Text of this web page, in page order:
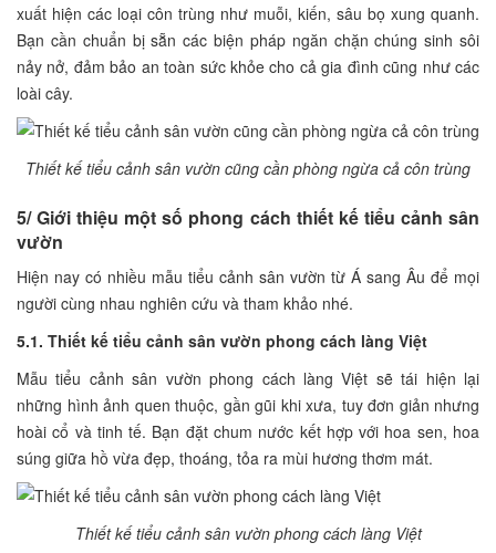
xuất hiện các loại côn trùng như muỗi, kiến, sâu bọ xung quanh.
Bạn cần chuẩn bị sẵn các biện pháp ngăn chặn chúng sinh sôi
nảy nở, đảm bảo an toàn sức khỏe cho cả gia đình cũng như các
loài cây.
Thiết kế tiểu cảnh sân vườn cũng cần phòng ngừa cả côn trùng
5/ Giới thiệu một số phong cách thiết kế tiểu cảnh sân
vườn
Hiện nay có nhiều mẫu tiểu cảnh sân vườn từ Á sang Âu để mọi
người cùng nhau nghiên cứu và tham khảo nhé.
5.1. Thiết kế tiểu cảnh sân vườn phong cách làng Việt
Mẫu tiểu cảnh sân vườn phong cách làng Việt sẽ tái hiện lại
những hình ảnh quen thuộc, gần gũi khi xưa, tuy đơn giản nhưng
hoài cổ và tinh tế. Bạn đặt chum nước kết hợp với hoa sen, hoa
súng giữa hồ vừa đẹp, thoáng, tỏa ra mùi hương thơm mát.
Thiết kế tiểu cảnh sân vườn phong cách làng Việt